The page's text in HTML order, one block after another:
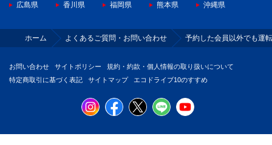
広島県 香川県 福岡県 熊本県 沖縄県
ホーム よくあるご質問・お問い合わせ 予約した会員以外でも運
お問い合わせ サイトポリシー
規約・約款・個人情報の取り扱いについて
特定商取引に基づく表記
サイトマップ エコドライブ10のすすめ